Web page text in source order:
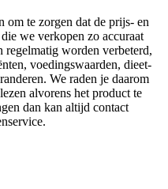
te zorgen dat de prijs- en
we verkopen zo accuraat
worden verbeterd,
voedingswaarden, dieet-
We raden je daarom
alvorens het product te
dan kan altijd contact